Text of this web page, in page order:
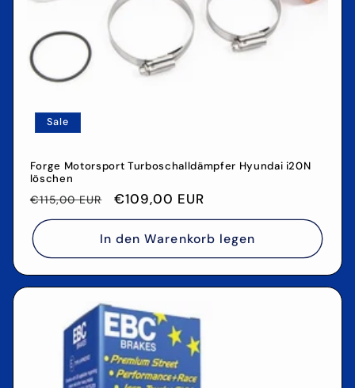
Sale
Forge Motorsport Turboschalldämpfer Hyundai i20N
löschen
Normaler
Preis
€115,00 EUR Verkaufspreis
€109,00 EUR
In den Warenkorb legen